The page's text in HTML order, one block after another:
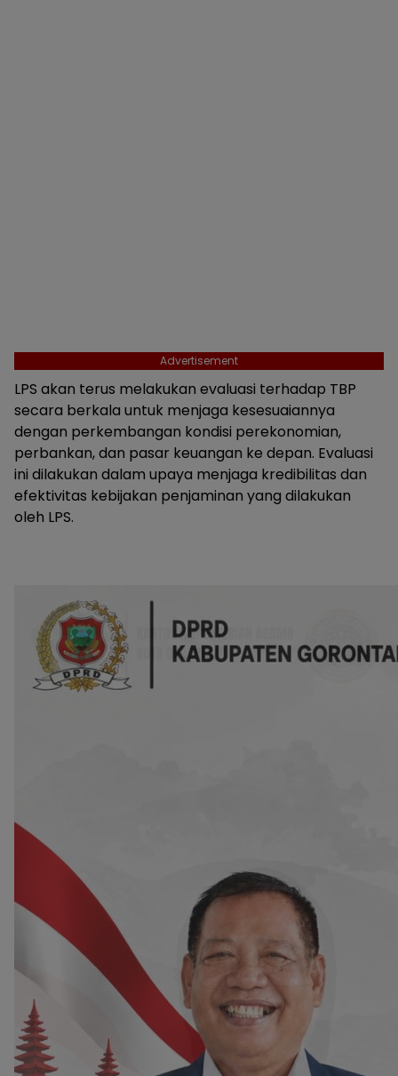
Advertisement
LPS akan terus melakukan evaluasi terhadap TBP
secara berkala untuk menjaga kesesuaiannya
dengan perkembangan kondisi perekonomian,
perbankan, dan pasar keuangan ke depan. Evaluasi
ini dilakukan dalam upaya menjaga kredibilitas dan
efektivitas kebijakan penjaminan yang dilakukan
oleh LPS.